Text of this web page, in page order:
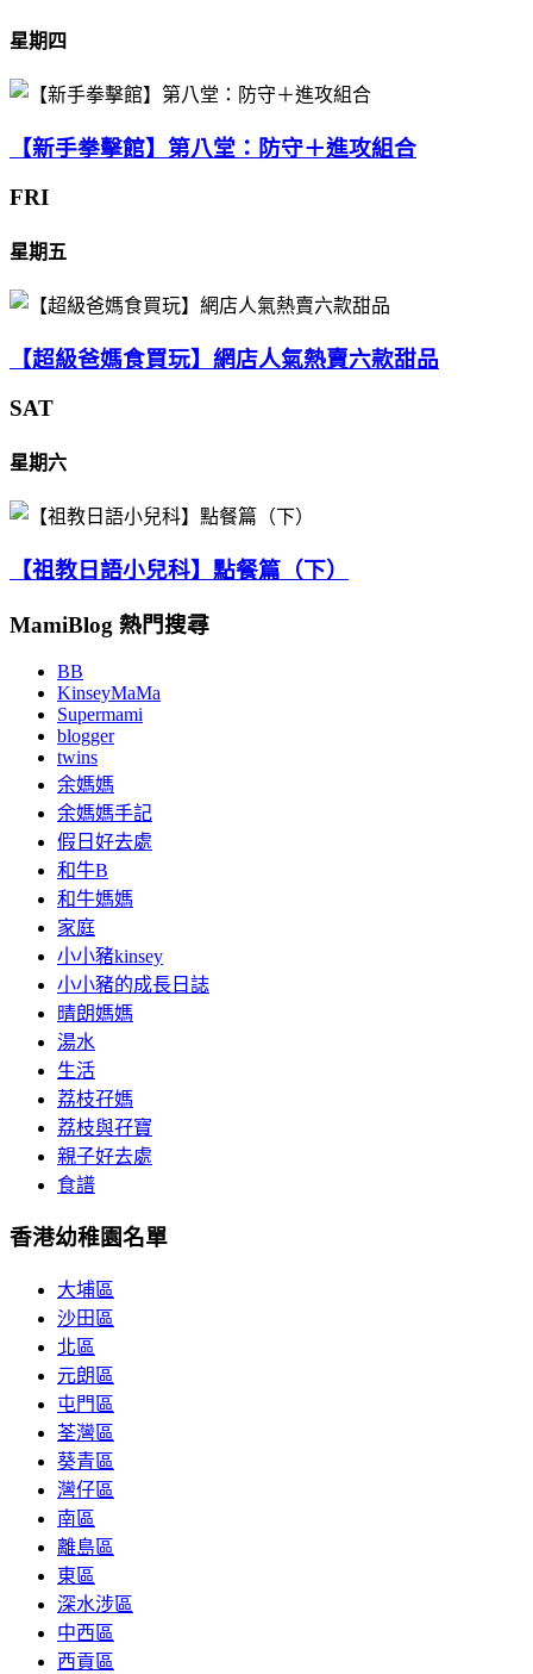
星期四
【新手拳擊館】第八堂：防守＋進攻組合
FRI
星期五
【超級爸媽食買玩】網店人氣熱賣六款甜品
SAT
星期六
【祖教日語小兒科】點餐篇（下）
MamiBlog 熱門搜尋
BB
KinseyMaMa
Supermami
blogger
twins
余媽媽
余媽媽手記
假日好去處
和牛B
和牛媽媽
家庭
小小豬kinsey
小小豬的成長日誌
晴朗媽媽
湯水
生活
荔枝孖媽
荔枝與孖寶
親子好去處
食譜
香港幼稚園名單
大埔區
沙田區
北區
元朗區
屯門區
荃灣區
葵青區
灣仔區
南區
離島區
東區
深水涉區
中西區
西貢區